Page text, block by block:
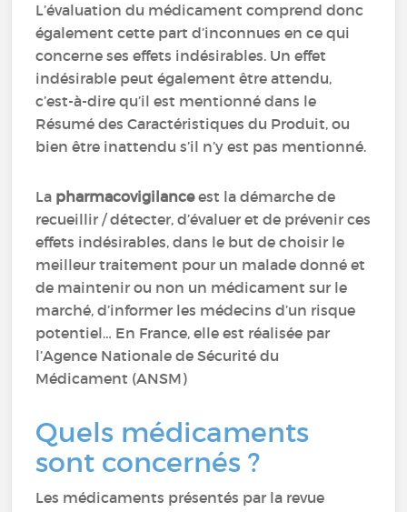
L’évaluation du médicament comprend donc
également cette part d’inconnues en ce qui
concerne ses effets indésirables. Un effet
indésirable peut également être attendu,
c’est-à-dire qu’il est mentionné dans le
Résumé des Caractéristiques du Produit, ou
bien être inattendu s’il n’y est pas mentionné.
La pharmacovigilanceest la démarche de
recueillir / détecter, d’évaluer et de prévenir ces
effets indésirables, dans le but de choisir le
meilleur traitement pour un malade donné et
de maintenir ou non un médicament sur le
marché, d’informer les médecins d’un risque
potentiel… En France, elle est réalisée par
l’Agence Nationale de Sécurité du
Médicament (ANSM)
Quels médicaments
sont concernés ?
Les médicaments présentés par la revue